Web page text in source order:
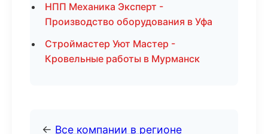
НПП Механика Эксперт -
Производство оборудования в Уфа
Строймастер Уют Мастер -
Кровельные работы в Мурманск
← Все компании в регионе